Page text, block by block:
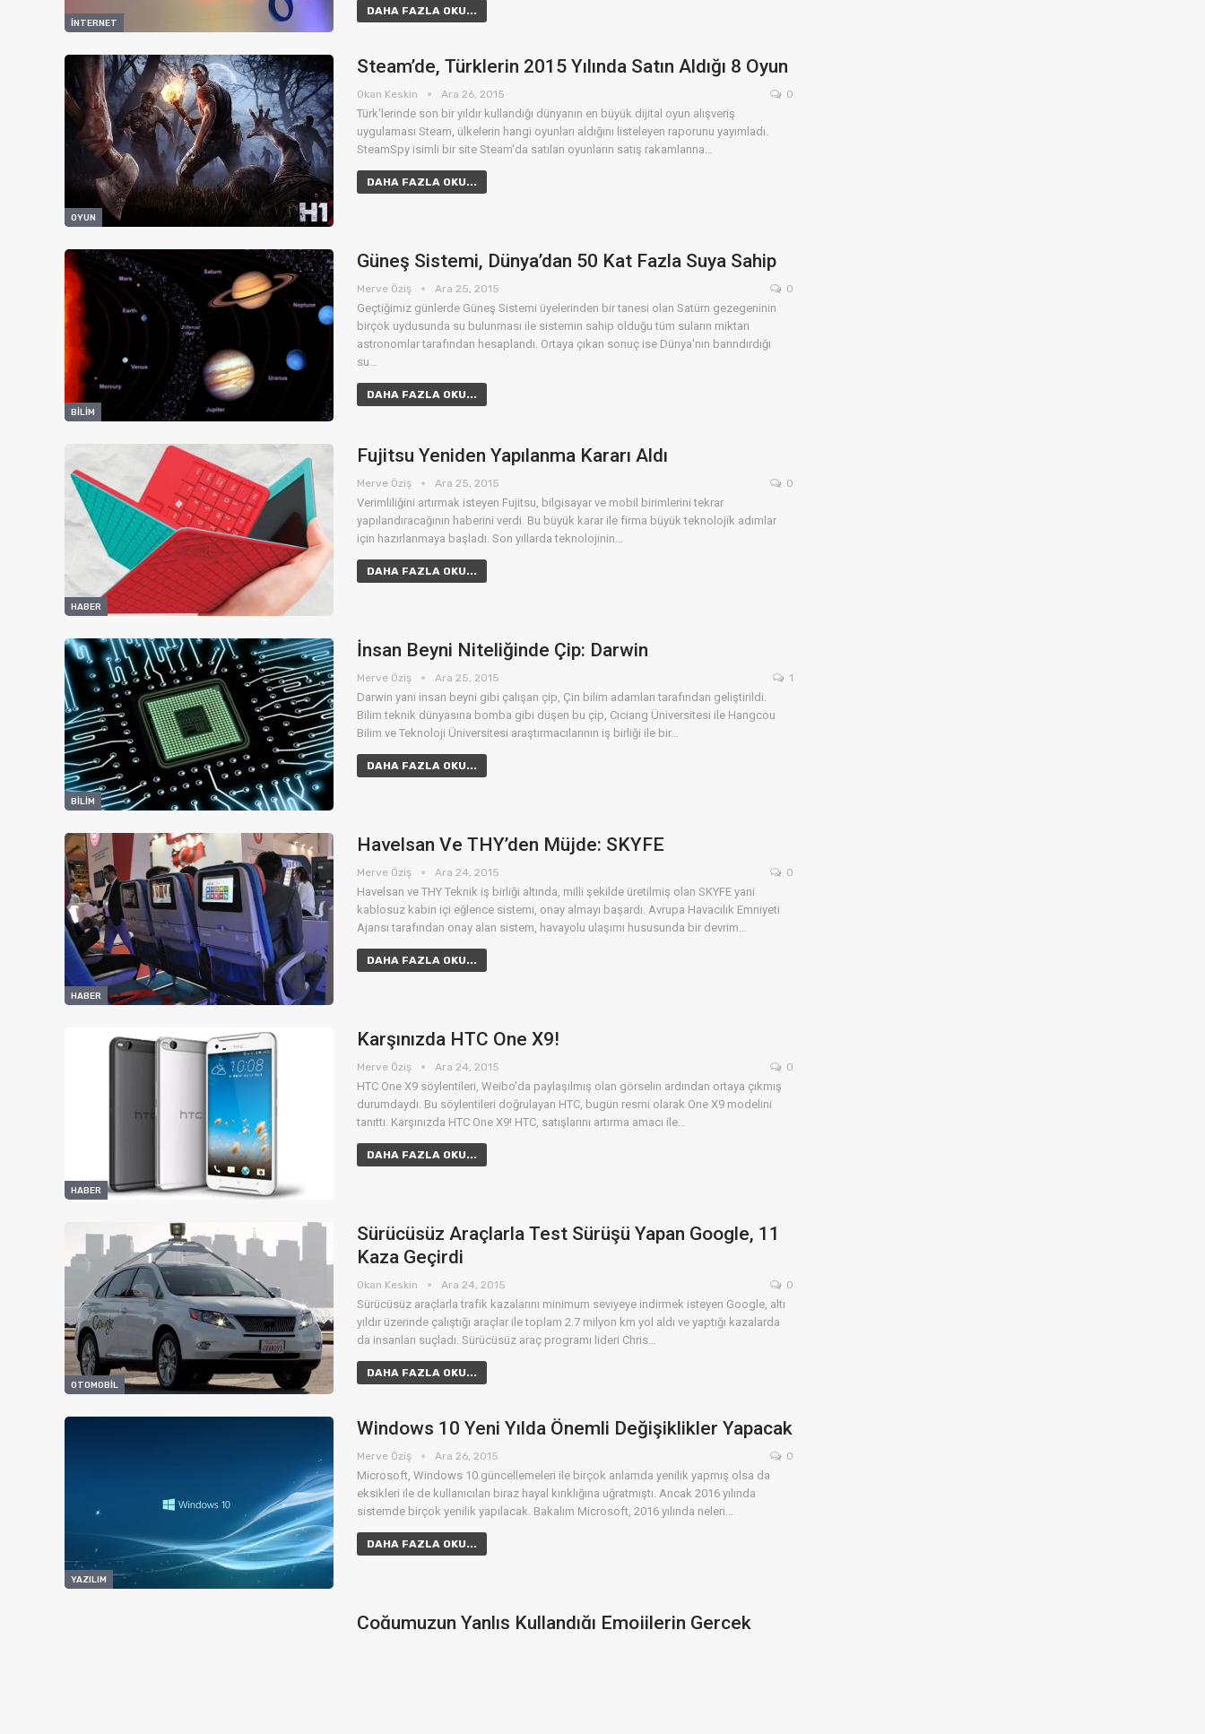
İNTERNET
DAHA FAZLA OKU...
OYUN
Steam’de, Türklerin 2015 Yılında Satın Aldığı 8 Oyun
Okan Keskin Ara 26, 2015 0
Türk'lerinde son bir yıldır kullandığı dünyanın en büyük dijital oyun alışveriş
uygulaması Steam, ülkelerin hangi oyunları aldığını listeleyen raporunu yayımladı.
SteamSpy isimli bir site Steam'da satılan oyunların satış rakamlarına…
DAHA FAZLA OKU...
BILIM
Güneş Sistemi, Dünya’dan 50 Kat Fazla Suya Sahip
Merve Öziş Ara 25, 2015 0
Geçtiğimiz günlerde Güneş Sistemi üyelerinden bir tanesi olan Satürn gezegeninin
birçok uydusunda su bulunması ile sistemin sahip olduğu tüm suların miktarı
astronomlar tarafından hesaplandı. Ortaya çıkan sonuç ise Dünya'nın barındırdığı
su…
DAHA FAZLA OKU...
HABER
Fujitsu Yeniden Yapılanma Kararı Aldı
Merve Öziş Ara 25, 2015 0
Verimliliğini artırmak isteyen Fujitsu, bilgisayar ve mobil birimlerini tekrar
yapılandıracağının haberini verdi. Bu büyük karar ile firma büyük teknolojik adımlar
için hazırlanmaya başladı. Son yıllarda teknolojinin…
DAHA FAZLA OKU...
BILIM
İnsan Beyni Niteliğinde Çip: Darwin
Merve Öziş Ara 25, 2015 1
Darwin yani insan beyni gibi çalışan çip, Çin bilim adamları tarafından geliştirildi.
Bilim teknik dünyasına bomba gibi düşen bu çip, Cıciang Üniversitesi ile Hangcou
Bilim ve Teknoloji Üniversitesi araştırmacılarının iş birliği ile bir…
DAHA FAZLA OKU...
HABER
Havelsan Ve THY’den Müjde: SKYFE
Merve Öziş Ara 24, 2015 0
Havelsan ve THY Teknik iş birliği altında, milli şekilde üretilmiş olan SKYFE yani
kablosuz kabin içi eğlence sistemi, onay almayı başardı. Avrupa Havacılık Emniyeti
Ajansı tarafından onay alan sistem, havayolu ulaşımı hususunda bir devrim…
DAHA FAZLA OKU...
HABER
Karşınızda HTC One X9!
Merve Öziş Ara 24, 2015 0
HTC One X9 söylentileri, Weibo'da paylaşılmış olan görselin ardından ortaya çıkmış
durumdaydı. Bu söylentileri doğrulayan HTC, bugün resmi olarak One X9 modelini
tanıttı. Karşınızda HTC One X9! HTC, satışlarını artırma amacı ile…
DAHA FAZLA OKU...
OTOMOBIL
Sürücüsüz Araçlarla Test Sürüşü Yapan Google, 11
Kaza Geçirdi
Okan Keskin Ara 24, 2015 0
Sürücüsüz araçlarla trafik kazalarını minimum seviyeye indirmek isteyen Google, altı
yıldır üzerinde çalıştığı araçlar ile toplam 2.7 milyon km yol aldı ve yaptığı kazalarda
da insanları suçladı. Sürücüsüz araç programı lideri Chris…
DAHA FAZLA OKU...
YAZILIM
Windows 10 Yeni Yılda Önemli Değişiklikler Yapacak
Merve Öziş Ara 26, 2015 0
Microsoft, Windows 10 güncellemeleri ile birçok anlamda yenilik yapmış olsa da
eksikleri ile de kullanıcıları biraz hayal kırıklığına uğratmıştı. Ancak 2016 yılında
sistemde birçok yenilik yapılacak. Bakalım Microsoft, 2016 yılında neleri…
DAHA FAZLA OKU...
Çoğumuzun Yanlış Kullandığı Emojilerin Gerçek